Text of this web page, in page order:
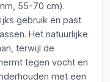
55-70 cm).
gebruik en past
Het natuurlijke
terwijl de
tegen vocht en
met een